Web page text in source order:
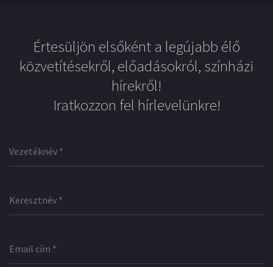
Értesüljön elsőként a legújabb élő
közvetítésekről, előadásokról, színházi
hírekről!
Iratkozzon fel hírlevelünkre!